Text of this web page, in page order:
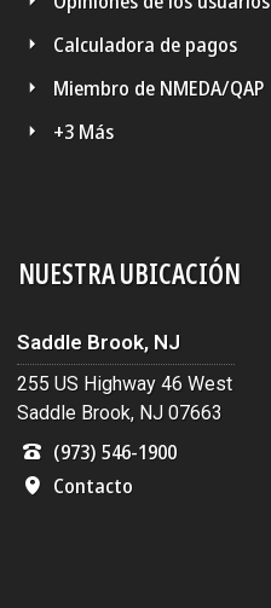
Calculadora de pagos
Miembro de NMEDA/QAP
+3 Más
NUESTRA UBICACIÓN
Saddle Brook, NJ
255 US Highway 46 West
Saddle Brook, NJ 07663
(973) 546-1900
Contacto